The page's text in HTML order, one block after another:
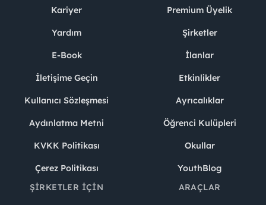
Kariyer
Yardım
E-Book
İletişime Geçin
Kullanıcı Sözleşmesi
Aydınlatma Metni
KVKK Politikası
Çerez Politikası
Premium Üyelik
Şirketler
İlanlar
Etkinlikler
Ayrıcalıklar
Öğrenci Kulüpleri
Okullar
YouthBlog
ŞIRKETLER İÇIN
ARAÇLAR